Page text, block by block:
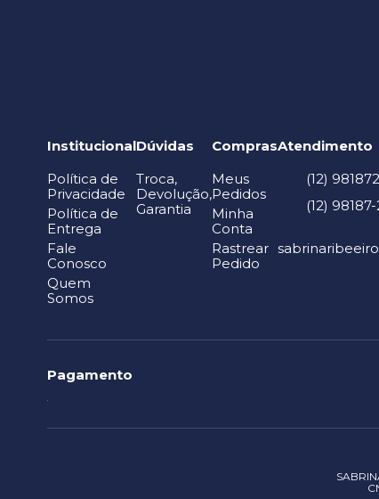
Institucional
Política de
Privacidade
Política de
Entrega
Fale
Conosco
Quem
Somos
Dúvidas
Troca,
Devolução,
Garantia
Compras
Meus
Pedidos
Minha
Conta
Rastrear
Pedido
Atendimento
(12)
(12)
Pagamento